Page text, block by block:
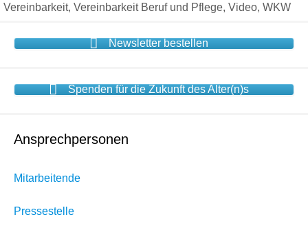
Vereinbarkeit, Vereinbarkeit Beruf und Pflege, Video, WKW
Newsletter bestellen
Spenden für die Zukunft des Alter(n)s
Ansprechpersonen
Mitarbeitende
Pressestelle